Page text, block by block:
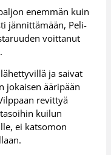
enemmän kuin
jännittämään, Peli-
voittanut
ja saivat
jokaisen ääripään
revittyä
kuilun
ei katsomon